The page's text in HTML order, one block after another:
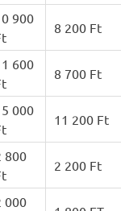
900
8 200 Ft
600
8 700 Ft
000
11 200 Ft
800
2 200 Ft
000